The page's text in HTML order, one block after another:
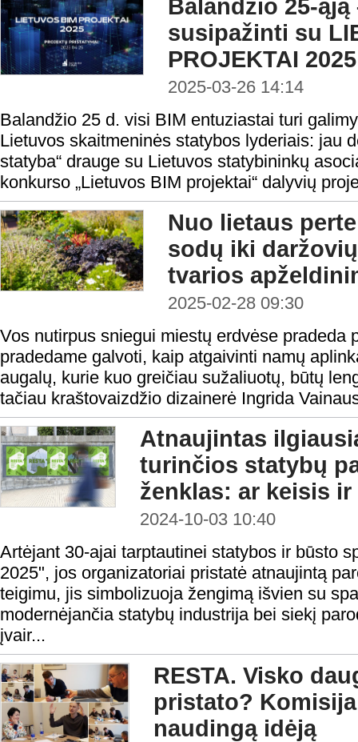
Balandžio 25-
susipažinti su
PROJEKTAI
2025-03-26 14:14
Balandžio 25 d. visi BIM entuziastai turi
Lietuvos skaitmeninės statybos lyderiais: jau
statyba“ drauge su Lietuvos statybininkų
konkurso „Lietuvos BIM projektai“ dalyvių
Nuo lietaus
sodų iki
tvarios
2025-02-28 09:30
Vos nutirpus sniegui miestų erdvėse pradeda
pradedame galvoti, kaip atgaivinti namų
augalų, kurie kuo greičiau sužaliuotų, būtų
tačiau kraštovaizdžio dizainerė Ingrida
Atnaujintas
turinčios statybų
ženklas: ar keisis
2024-10-03 10:40
Artėjant 30-ajai tarptautinei statybos ir būsto
2025", jos organizatoriai pristatė atnaujintą
teigimu, jis simbolizuoja žengimą išvien su
modernėjančia statybų industrija bei siekį
įvair...
RESTA. Visko
pristato?
naudingą idėją